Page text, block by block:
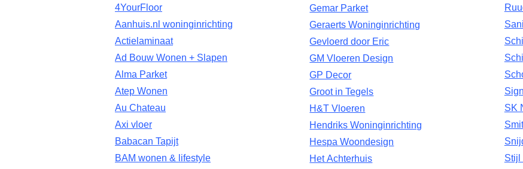
4YourFloor
Aanhuis.nl woninginrichting
Actielaminaat
Ad Bouw Wonen + Slapen
Alma Parket
Atep Wonen
Au Chateau
Axi vloer
Babacan Tapijt
BAM wonen & lifestyle
Gemar Parket
Geraerts Woninginrichting
Gevloerd door Eric
GM Vloeren Design
GP Decor
Groot in Tegels
H&T Vloeren
Hendriks Woninginrichting
Hespa Woondesign
Het Achterhuis
SK
Stijl